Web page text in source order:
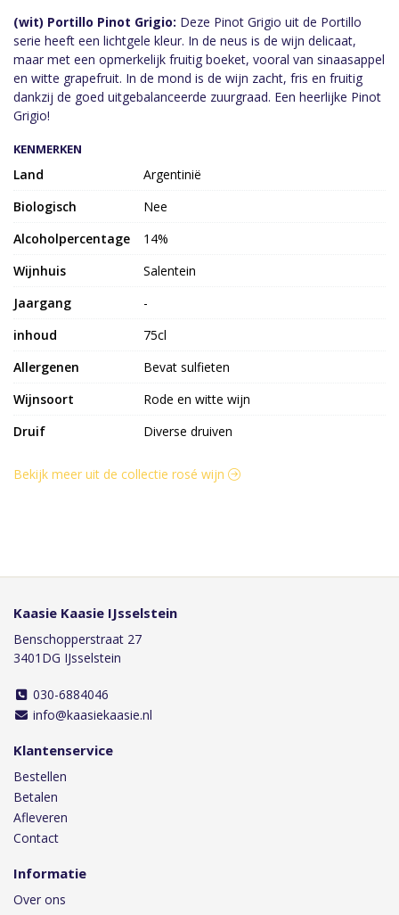
(wit) Portillo Pinot Grigio: Deze Pinot Grigio uit de Portillo
serie heeft een lichtgele kleur. In de neus is de wijn delicaat,
maar met een opmerkelijk fruitig boeket, vooral van sinaasappel
en witte grapefruit. In de mond is de wijn zacht, fris en fruitig
dankzij de goed uitgebalanceerde zuurgraad. Een heerlijke Pinot
Grigio!
KENMERKEN
Land
Argentinië
Biologisch
Nee
Alcoholpercentage
14%
Wijnhuis
Salentein
Jaargang
-
inhoud
75cl
Allergenen
Bevat sulfieten
Wijnsoort
Rode en witte wijn
Druif
Diverse druiven
Bekijk meer uit de collectie rosé wijn
Kaasie Kaasie IJsselstein
Benschopperstraat 27
3401DG IJsselstein
030-6884046
info@kaasiekaasie.nl
Klantenservice
Bestellen
Betalen
Afleveren
Contact
Informatie
Over ons